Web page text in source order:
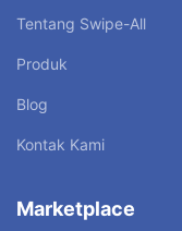
Tentang Swipe-All
Produk
Blog
Kontak Kami
Marketplace